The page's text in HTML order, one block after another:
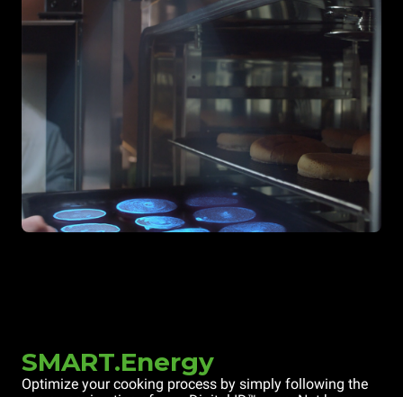
SMART.Energy
Optimize your cooking process by simply following the